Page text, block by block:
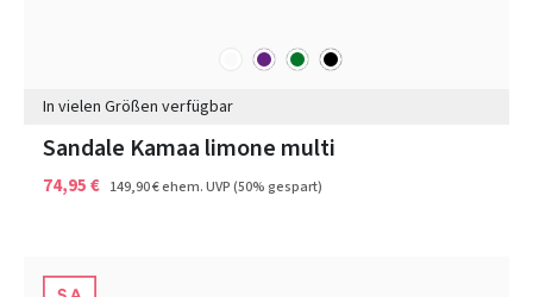
sonstige
lila grün schwarz
In vielen Größen verfügbar
Sandale Kamaa limone multi
74,95 € 149,90 €ehem. UVP(50% gespart)